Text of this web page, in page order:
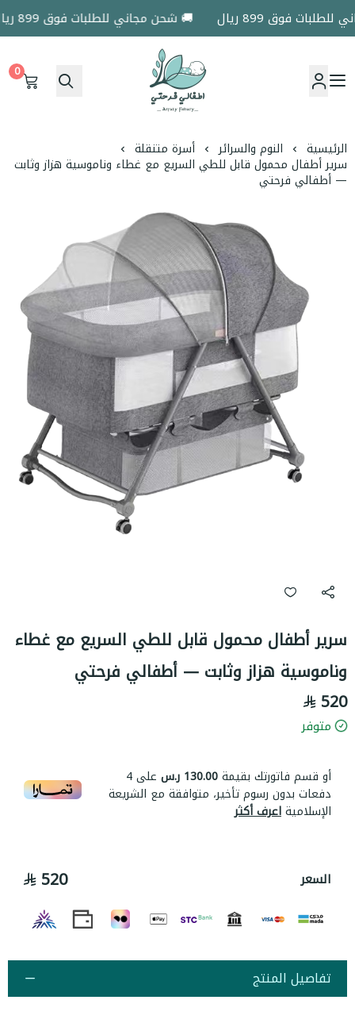
فوق 899 ريال 🚚 شحن مجاني للطلبات فوق 899 ريال
اطفالي فرحتي
0
الرئيسية النوم والسرائر أسرة متنقلة
سرير أطفال محمول قابل للطي السريع مع غطاء وناموسية هزاز وثابت
— أطفالي فرحتي
سرير أطفال محمول قابل للطي السريع مع غطاء
وناموسية هزاز وثابت — أطفالي فرحتي
520
متوفر
أو قسم فاتورتك بقيمة130.00 ر.س على4
دفعات بدون رسوم تأخير، متوافقة مع الشريعة
الإسلاميةاعرف أكثر
السعر 520
تفاصيل المنتج